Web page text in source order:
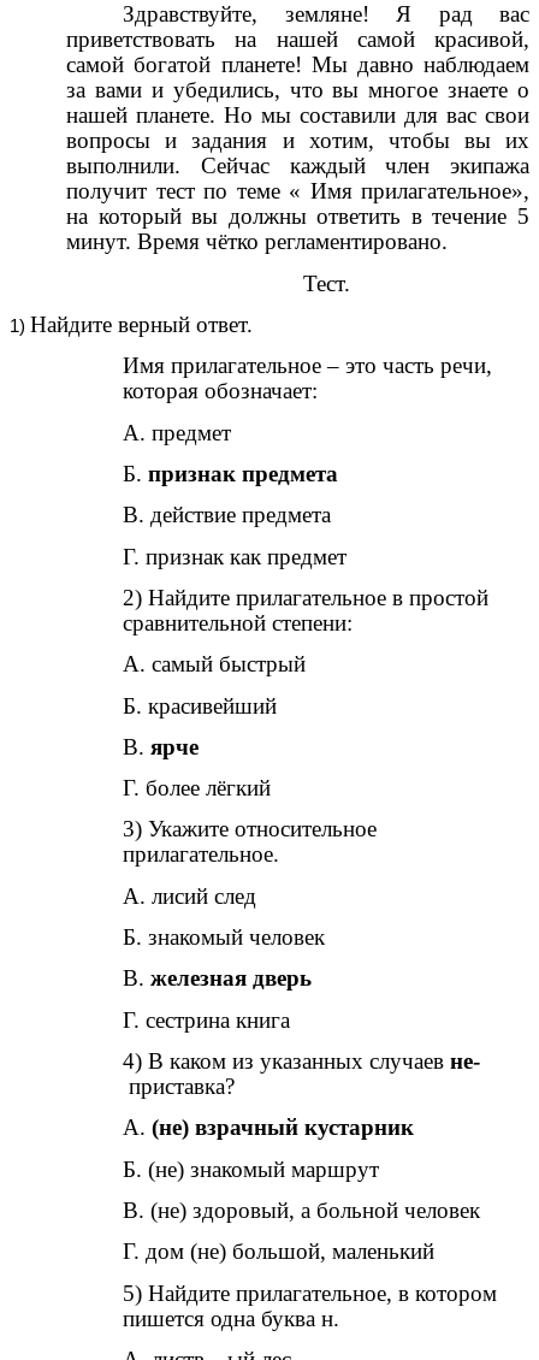
Здравствуйте, земляне! Я рад вас
приветствовать на нашей самой красивой,
самой богатой планете! Мы давно наблюдаем
за вами и убедились, что вы многое знаете о
нашей планете. Но мы составили для вас свои
вопросы и задания и хотим, чтобы вы их
выполнили. Сейчас каждый член экипажа
получит тест по теме « Имя прилагательное»,
на который вы должны ответить в течение 5
минут. Время чётко регламентировано.
Тест.
Найдите верный ответ.
Имя прилагательное – это часть речи,
которая обозначает:
А. предмет
Б.признак предмета
В. действие предмета
Г. признак как предмет
2) Найдите прилагательное в простой
сравнительной степени:
А. самый быстрый
Б. красивейший
В. ярче
Г. более лёгкий
3) Укажите относительное
прилагательное.
А. лисий след
Б. знакомый человек
В.железная дверь
Г. сестрина книга
4) В каком из указанных случаевне-
приставка?
А.(не) взрачный кустарник
Б. (не) знакомый маршрут
В. (не) здоровый, а больной человек
Г. дом (не) большой, маленький
5) Найдите прилагательное, в котором
пишется одна буква н.